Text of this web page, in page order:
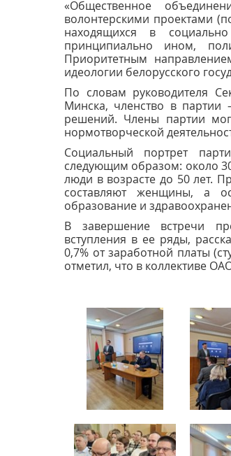
«Общественное
волонтерскими проектами
находящихся в
принципиально ином,
Приоритетным
идеологии белорусского
По словам руководителя
Минска, членство в партии
решений. Члены партии
нормотворческой
Социальный портрет
следующим образом: около
люди в возрасте до 50 лет.
составляют женщины, а
образование и
В завершение встречи
вступления в ее ряды,
0,7% от заработной платы
отметил, что в коллективе